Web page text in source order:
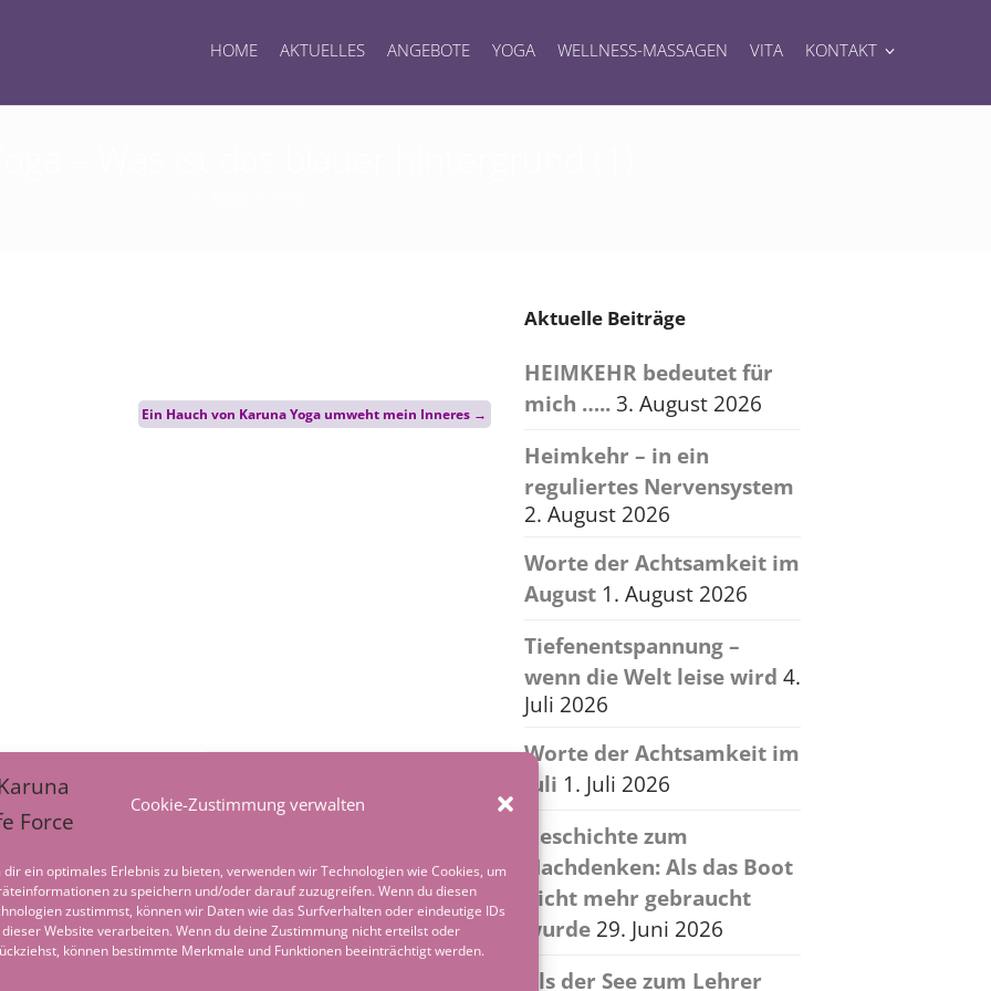
Cookie-Zustimmung verwalten
dir ein optimales Erlebnis zu bieten, verwenden wir Technologien wie Cookies, um
zu speichern und/oder darauf zuzugreifen. Wenn du diesen
zustimmst, können wir Daten wie das Surfverhalten oder eindeutige IDs
Website verarbeiten. Wenn du deine Zustimmung nicht erteilst oder
können bestimmte Merkmale und Funktionen beeinträchtigt werden.
HOME AKTUELLES ANGEBOTE YOGA WELLNESS-MASSAGEN VITA KONTAKT
Ein Hauch von Karuna Yoga umweht mein Inneres →
Aktuelle Beiträge
HEIMKEHR bedeutet für
mich …..3. August 2026
Heimkehr – in ein
reguliertes Nervensystem
2. August 2026
Worte der Achtsamkeit im
August 1. August 2026
Tiefenentspannung –
wenn die Welt leise wird 4.
Juli 2026
Worte der Achtsamkeit im
Juli 1. Juli 2026
Geschichte zum
Nachdenken: Als das Boot
nicht mehr gebraucht
wurde 29. Juni 2026
Als der See zum Lehrer